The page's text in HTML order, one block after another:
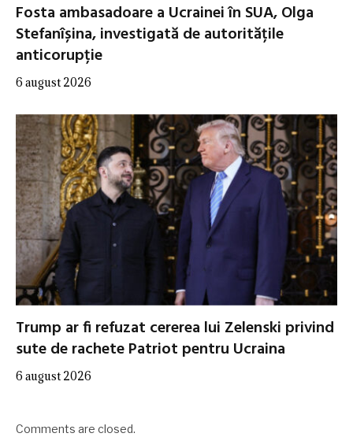
Fosta ambasadoare a Ucrainei în SUA, Olga
Stefanîșina, investigată de autoritățile
anticorupție
6 august 2026
Trump ar fi refuzat cererea lui Zelenski privind
sute de rachete Patriot pentru Ucraina
6 august 2026
Comments are closed.